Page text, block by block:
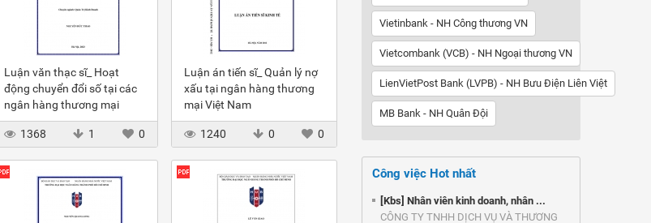
Luận văn thạc sĩ_ Hoạt
động chuyển đổi số tại các
ngân hàng thương mại
niêm yết tại VN
1368
1 0
Luận án tiến sĩ_ Quản lý nợ
xấu tại ngân hàng thương
mại Việt Nam
1240 0 0
Vietinbank - NH Công thương VN
Vietcombank (VCB) - NH Ngoại thương VN
LienVietPost Bank (LVPB) - NH Bưu Điện Liên Việt
MB Bank - NH Quân Đội
Công việc Hot nhất
[Kbs] Nhân viên kinh doanh, nhân ...
CÔNG TY TNHH DỊCH VỤ VÀ THƯƠNG